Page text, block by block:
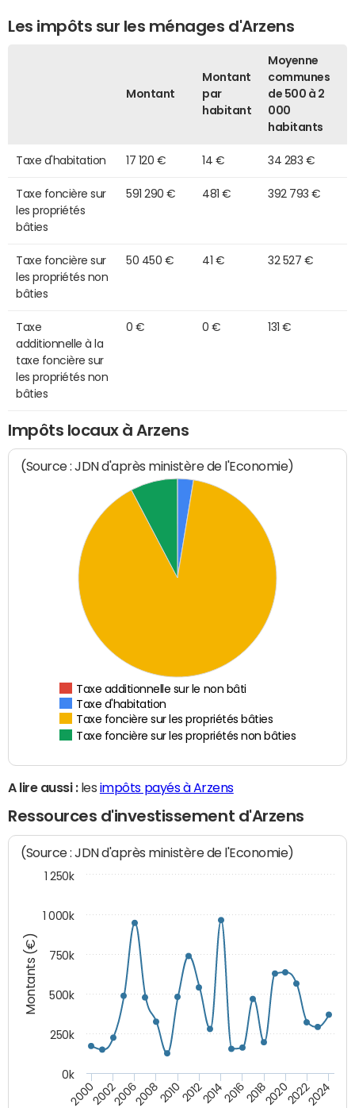
Les impôts sur les ménages d'Arzens
Montant
Montant
par
habitant
Moyenne
communes
de 500 à 2
000
habitants
Taxe d'habitation 17 120 € 14 € 34 283 €
Taxe foncière sur
les propriétés
bâties
591 290 € 481 € 392 793 €
Taxe foncière sur
les propriétés non
bâties
50 450 € 41 € 32 527 €
Taxe
additionnelle à la
taxe foncière sur
les propriétés non
bâties
0 € 0 € 131 €
Impôts locaux à Arzens
(Source : JDN d'après ministère de l'Economie)
Taxe additionnelle sur le non bâti
Taxe d'habitation
Taxe foncière sur les propriétés bâties
Taxe foncière sur les propriétés non bâties
A lire aussi :les impôts payés à Arzens
Ressources d'investissement d'Arzens
Montants (€)
(Source : JDN d'après ministère de l'Economie)
200020022006200820102012201420162018202020222024
0k
250k
500k
750k
1 000k
1 250k